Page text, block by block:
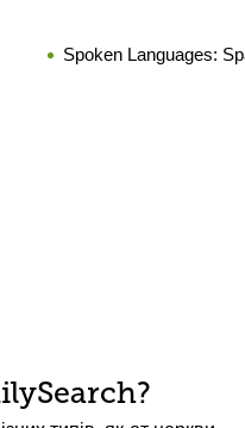
Spoken Languages: